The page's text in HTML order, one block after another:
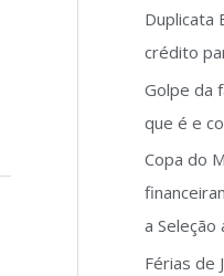
Duplicata
crédito
Golpe da
que é e
Copa do
a Seleção
Férias de